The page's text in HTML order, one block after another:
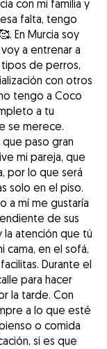
con mi familia y
falta, tengo
En Murcia soy
a entrenar a
de perros,
con otros
tengo a Coco
a tu
se merece.
paso gran
mi pareja, que
por lo que será
solo en el piso.
a mí me gustaría
de sus
atención que tú
cama, en el sofá,
Durante el
para hacer
la tarde. Con
a lo que esté
o comida
si es que